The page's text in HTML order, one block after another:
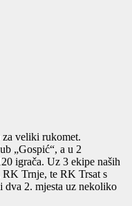
veliki rukomet.
„Gospić“, a u 2
igrača. Uz 3 ekipe naših
Trnje, te RK Trsat s
dva 2. mjesta uz nekoliko